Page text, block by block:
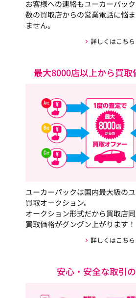
お客様への連絡もユーカーパッ
数の買取店からの営業電話に悩
ません。
詳しくはこちら
最大8000店以上から買取
ユーカーパックは国内最大級の
買取オークション。
オークション形式だから買取店同
買取価格がグングン上がります！
詳しくはこちら
安心・安全な取引